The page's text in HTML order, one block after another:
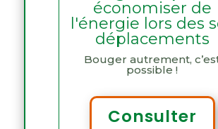
économiser de
l'énergie lors des
déplacements
Bouger autrement,
possible !
Consulter